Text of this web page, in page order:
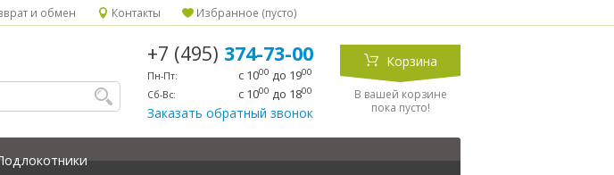
и обмен Контакты Избранное (пусто)
+7 (495) 374-73-00
Пн-Пт: с 1000 до 1900
Сб-Вс: с 1000 до 1800
Заказать обратный звонок
Корзина
В вашей корзине
пока пусто!